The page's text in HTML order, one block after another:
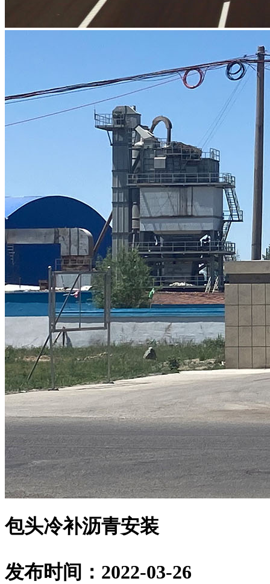
包头冷补沥青安装
发布时间：2022-03-26